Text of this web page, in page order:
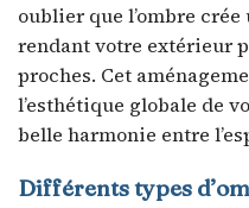
oublier que l’ombre
rendant votre extérieur
proches. Cet
l’esthétique globale de
belle harmonie entre
Différents types